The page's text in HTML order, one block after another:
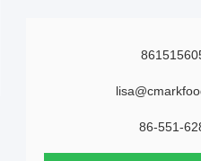
86-551-